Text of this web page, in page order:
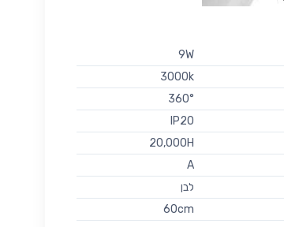
9W
3000k
360°
IP20
20,000H
A
לבן
60cm